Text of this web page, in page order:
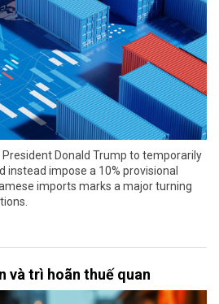
President Donald Trump to temporarily
instead impose a 10% provisional
imports marks a major turning
và trì hoãn thuế quan